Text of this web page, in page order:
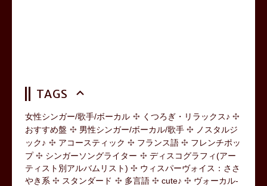
TAGS
女性シンガー/歌手/ボーカル
くつろぎ・リラックス♪
おすすめ盤
男性シンガー/ボーカル/歌手
ノスタルジ
ック♪
アコースティック フランス語
フレンチポッ
プ
シンガーソングライター
ディスコグラフィ(アー
ティスト別アルバムリスト)
ウィスパーヴォイス：ささ
やき系
スタンダード 多言語 cute♪
ヴォーカル-